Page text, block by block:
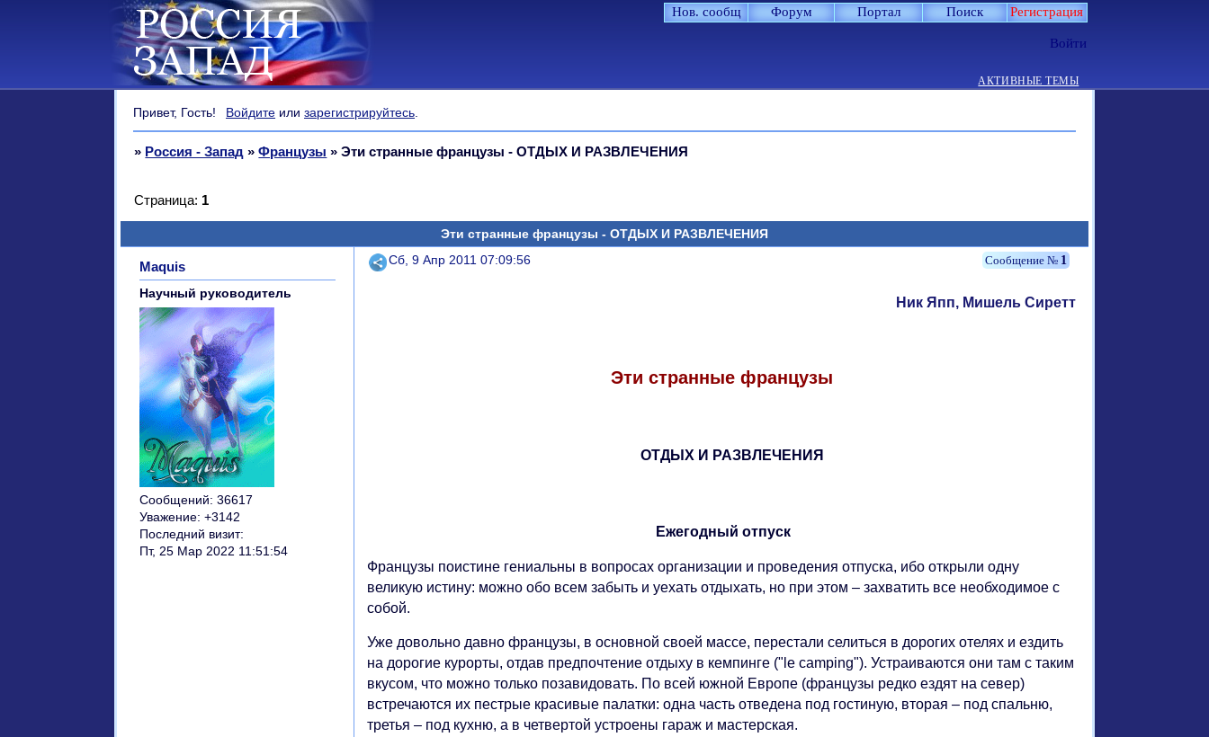
Нов. сообщ Форум Портал Поиск Регистрация
Войти
АКТИВНЫЕ ТЕМЫ
Привет, Гость! Войдите илизарегистрируйтесь.
» Россия - Запад »Французы »Эти странные французы - ОТДЫХ И РАЗВЛЕЧЕНИЯ
Эти странные французы - ОТДЫХ И РАЗВЛЕЧЕНИЯ
Страница: 1
Поделиться 1
Сб, 9 Апр 2011 07:09:56
Maquis
Научный руководитель
Сообщений: 36617
Уважение: +3142
Последний визит:
Пт, 25 Мар 2022 11:51:54
Ник Япп, Мишель Сиретт
Эти странные французы
ОТДЫХ И РАЗВЛЕЧЕНИЯ
Ежегодный отпуск
Французы поистине гениальны в вопросах организации и проведения отпуска, ибо открыли одну
великую истину: можно обо всем забыть и уехать отдыхать, но при этом – захватить все необходимое с
собой.
Уже довольно давно французы, в основной своей массе, перестали селиться в дорогих отелях и ездить
на дорогие курорты, отдав предпочтение отдыху в кемпинге ("le camping"). Устраиваются они там с таким
вкусом, что можно только позавидовать. По всей южной Европе (французы редко ездят на север)
встречаются их пестрые красивые палатки: одна часть отведена под гостиную, вторая – под спальню,
третья – под кухню, а в четвертой устроены гараж и мастерская.